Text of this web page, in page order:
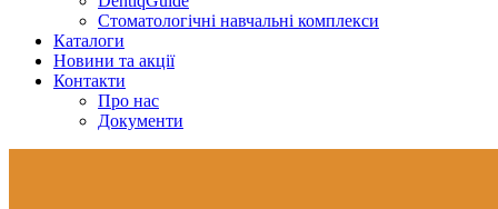
Стоматологічні навчальні комплекси
Каталоги
Новини та акції
Контакти
Про нас
Документи